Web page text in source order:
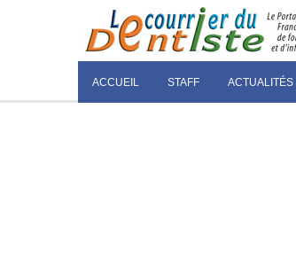
ACCUEIL STAFF ACTUALITÉS